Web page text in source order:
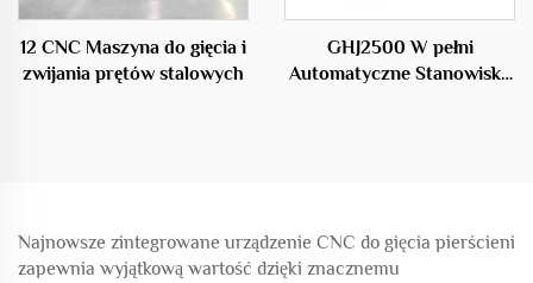
12 CNC Maszyna do gięcia i
zwijania prętów stalowych
GHJ2500 W pełni
Automatyczne Stanowisko
Najnowsze zintegrowane urządzenie CNC do gięcia pierścieni
zapewnia wyjątkową wartość dzięki znacznemu